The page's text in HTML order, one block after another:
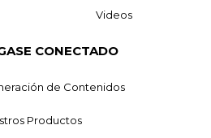
Videos
CONECTADO
de Contenidos
Productos